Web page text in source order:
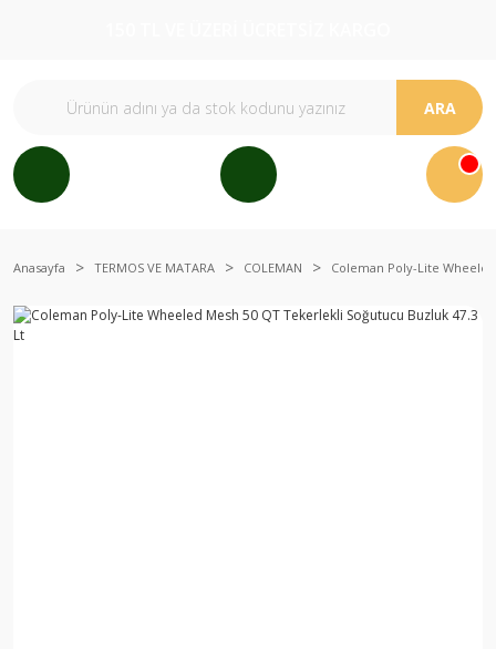
ARA
Anasayfa TERMOS VE MATARA COLEMAN Coleman Poly-Lite